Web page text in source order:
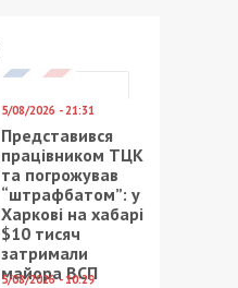
5/08/2026 - 21:31
Представився
працівником ТЦК
та погрожував
“штрафбатом”: у
Харкові на хабарі
$10 тисяч
затримали
майора ВСП
5/08/2026 - 10:29